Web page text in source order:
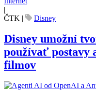
|
ČTK | Disney
Disney umožní
používať postavy
filmov